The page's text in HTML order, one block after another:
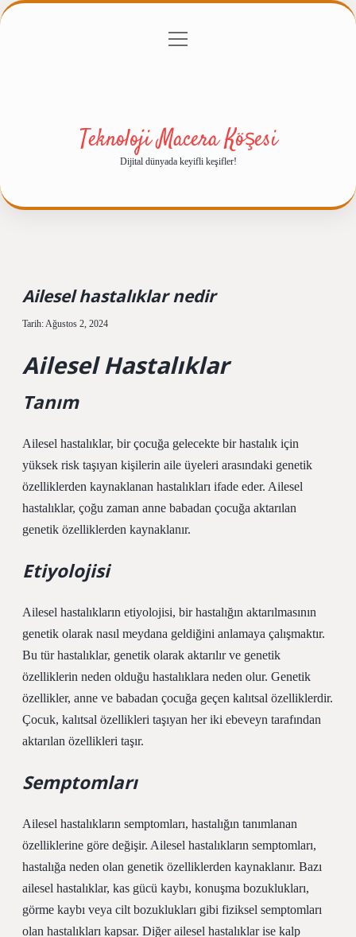
Gizlilik Politikası
menüyü
Teknoloji Macera Köşesi
Dijital dünyada keyifli keşifler!
Ailesel hastalıklar nedir
Tarih: Ağustos 2, 2024
Ailesel Hastalıklar
Tanım
Ailesel hastalıklar, bir çocuğa gelecekte bir hastalık için
yüksek risk taşıyan kişilerin aile üyeleri arasındaki genetik
özelliklerden kaynaklanan hastalıkları ifade eder. Ailesel
hastalıklar, çoğu zaman anne babadan çocuğa aktarılan
genetik özelliklerden kaynaklanır.
Etiyolojisi
Ailesel hastalıkların etiyolojisi, bir hastalığın aktarılmasının
genetik olarak nasıl meydana geldiğini anlamaya çalışmaktır.
Bu tür hastalıklar, genetik olarak aktarılır ve genetik
özelliklerin neden olduğu hastalıklara neden olur. Genetik
özellikler, anne ve babadan çocuğa geçen kalıtsal özelliklerdir.
Çocuk, kalıtsal özellikleri taşıyan her iki ebeveyn tarafından
aktarılan özellikleri taşır.
Semptomları
Ailesel hastalıkların semptomları, hastalığın tanımlanan
özelliklerine göre değişir. Ailesel hastalıkların semptomları,
hastalığa neden olan genetik özelliklerden kaynaklanır. Bazı
ailesel hastalıklar, kas gücü kaybı, konuşma bozuklukları,
görme kaybı veya cilt bozuklukları gibi fiziksel semptomları
olan hastalıkları kapsar. Diğer ailesel hastalıklar ise kalp